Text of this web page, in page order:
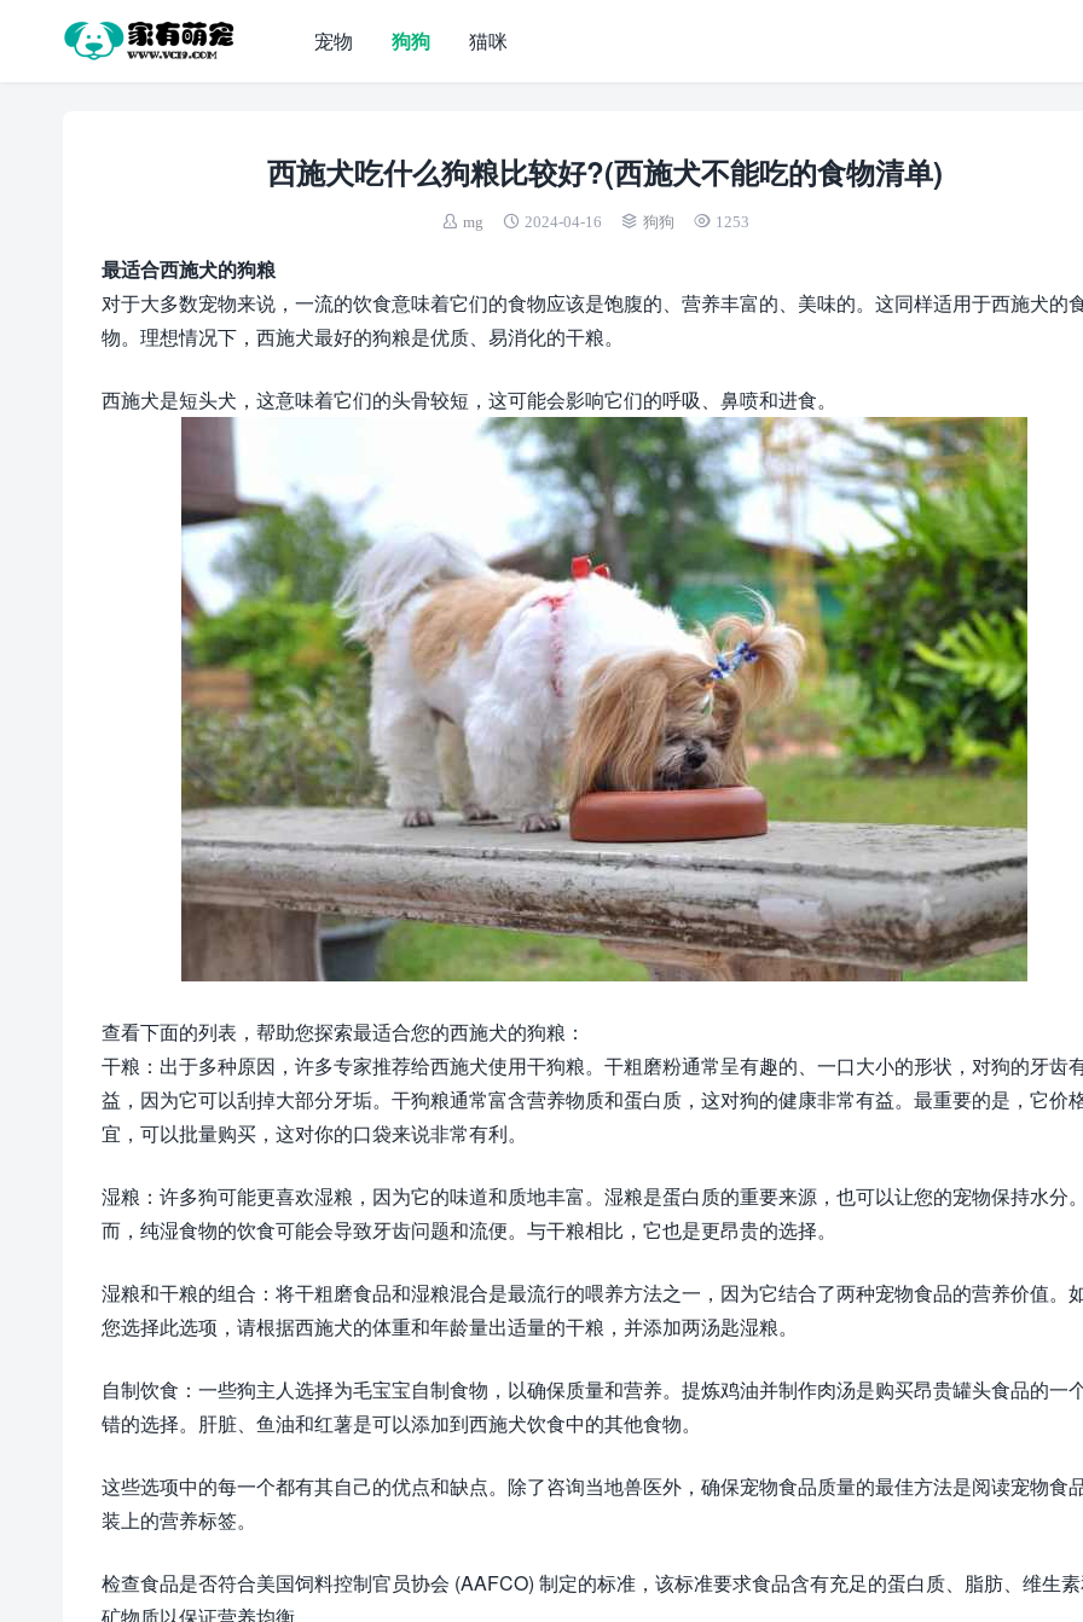
宠物 狗狗 猫咪
西施犬吃什么狗粮比较好?(西施犬不能吃的食物清单)
mg 2024-04-16 狗狗 1253
最适合西施犬的狗粮
对于大多数宠物来说，一流的饮食意味着它们的食物应该是饱腹的、营养丰富的、美味的。这同样适用于西施犬的
物。理想情况下，西施犬最好的狗粮是优质、易消化的干粮。
西施犬是短头犬，这意味着它们的头骨较短，这可能会影响它们的呼吸、鼻喷和进食。
查看下面的列表，帮助您探索最适合您的西施犬的狗粮：
干粮：出于多种原因，许多专家推荐给西施犬使用干狗粮。干粗磨粉通常呈有趣的、一口大小的形状，对狗的牙齿
益，因为它可以刮掉大部分牙垢。干狗粮通常富含营养物质和蛋白质，这对狗的健康非常有益。最重要的是，它价
宜，可以批量购买，这对你的口袋来说非常有利。
湿粮：许多狗可能更喜欢湿粮，因为它的味道和质地丰富。湿粮是蛋白质的重要​​来源，也可以让您的宠物保持水分
而，纯湿食物的饮食可能会导致牙齿问题和流便。与干粮相比，它也是更昂贵的选择。
湿粮和干粮的组合：将干粗磨食品和湿粮混合是最流行的喂养方法之一，因为它结合了两种宠物食品的营养价值。
您选择此选项，请根据西施犬的体重和年龄量出适量的干粮，并添加两汤匙湿粮。
自制饮食：一些狗主人选择为毛宝宝自制食物，以确保质量和营养。提炼鸡油并制作肉汤是购买昂贵罐头食品的一
错的选择。肝脏、鱼油和红薯是可以添加到西施犬饮食中的其他食物。
这些选项中的每一个都有其自己的优点和缺点。除了咨询当地兽医外，确保宠物食品质量的最佳方法是阅读宠物食
装上的营养标签。
检查食品是否符合美国饲料控制官员协会 (AAFCO) 制定的标准，该标准要求食品含有充足的蛋白质、脂肪、维生